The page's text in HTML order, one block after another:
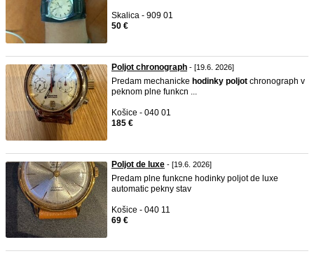
Skalica - 909 01
50 €
Poljot chronograph - [19.6. 2026]
Predam mechanicke hodinky poljot chronograph v
peknom plne funkcn ...
Košice - 040 01
185 €
Poljot de luxe - [19.6. 2026]
Predam plne funkcne hodinky poljot de luxe
automatic pekny stav
Košice - 040 11
69 €